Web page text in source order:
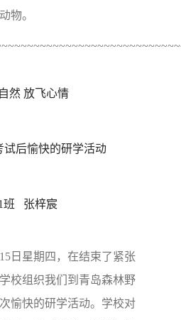
物。
然 放飞心情
试后愉快的研学活动
班 张梓宸
日星期四，在结束了紧张
校组织我们到青岛森林野
愉快的研学活动。学校对